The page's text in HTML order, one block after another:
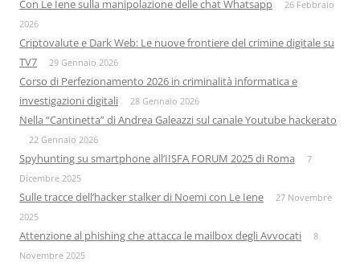
Con Le Iene sulla manipolazione delle chat Whatsapp
26 Febbraio
2026
Criptovalute e Dark Web: Le nuove frontiere del crimine digitale su
TV7
29 Gennaio 2026
Corso di Perfezionamento 2026 in criminalità informatica e
investigazioni digitali
28 Gennaio 2026
Nella “Cantinetta” di Andrea Galeazzi sul canale Youtube hackerato
22 Gennaio 2026
Spyhunting su smartphone all’IISFA FORUM 2025 di Roma
7
Dicembre 2025
Sulle tracce dell’hacker stalker di Noemi con Le Iene
27 Novembre
2025
Attenzione al phishing che attacca le mailbox degli Avvocati
8
Novembre 2025